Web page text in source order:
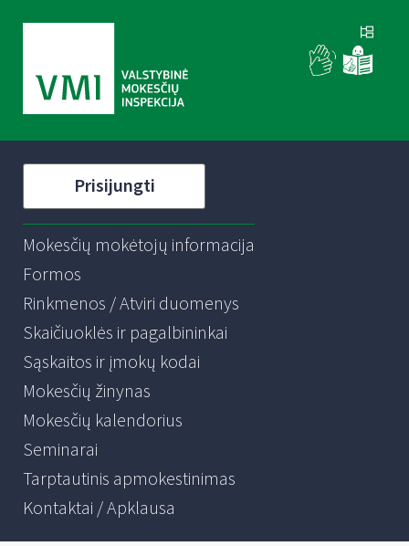
Prisijungti
Mokesčių mokėtojų informacija
Formos
Rinkmenos / Atviri duomenys
Skaičiuoklės ir pagalbininkai
Sąskaitos ir įmokų kodai
Mokesčių žinynas
Mokesčių kalendorius
Seminarai
Tarptautinis apmokestinimas
Kontaktai / Apklausa